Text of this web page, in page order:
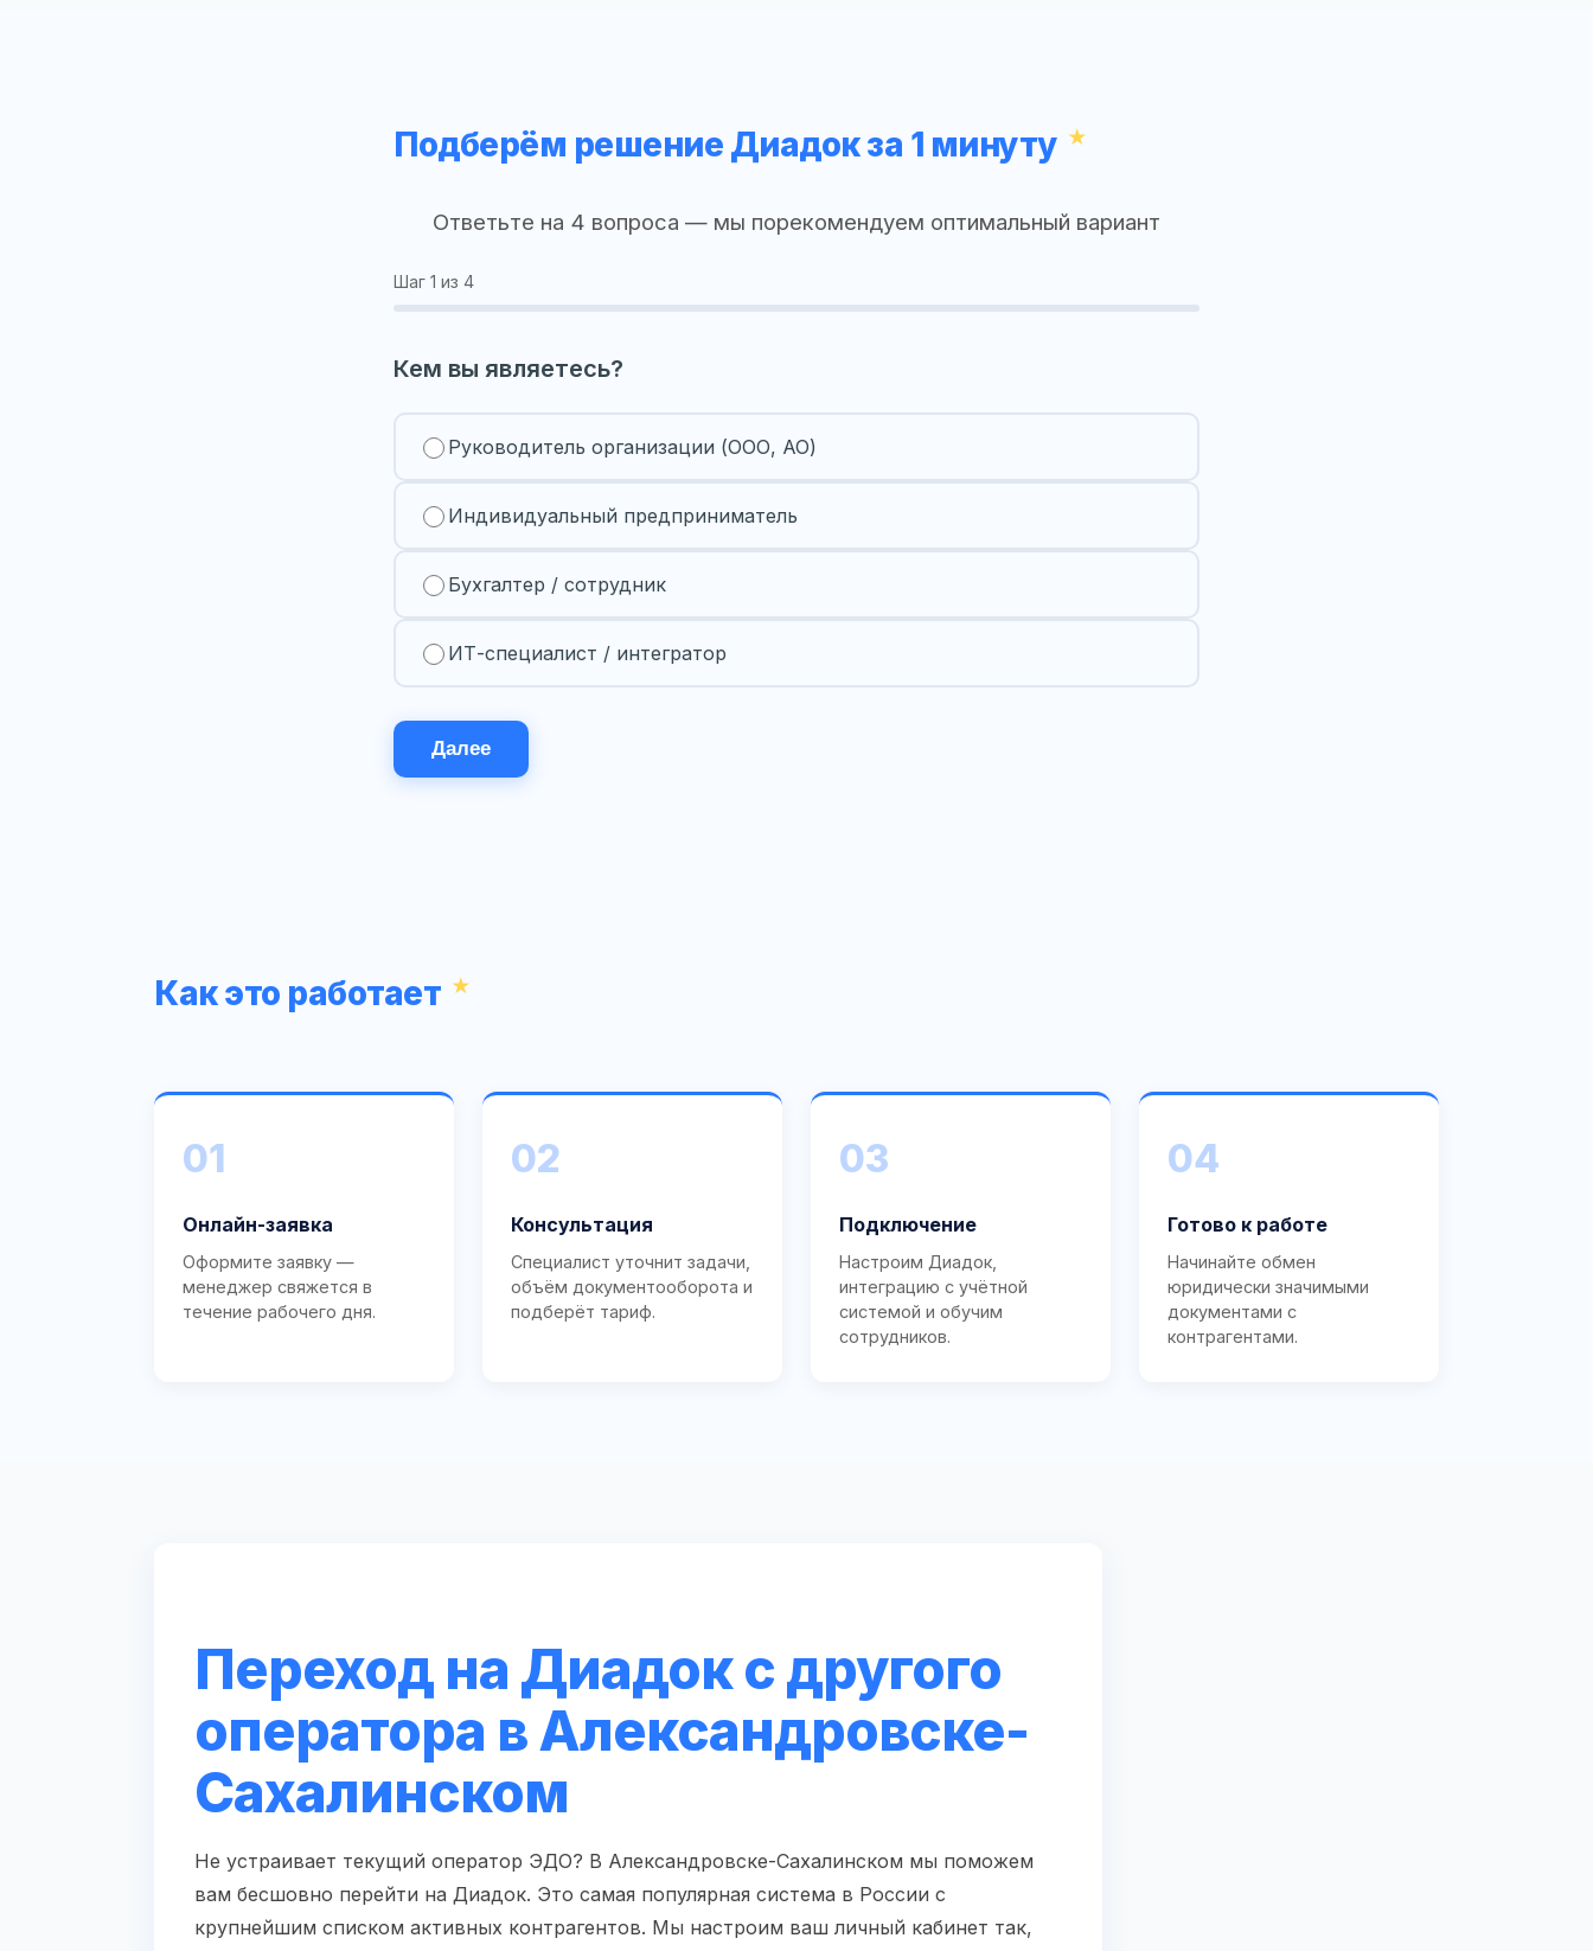
Подберём решение Диадок за 1 минуту
Ответьте на 4 вопроса — мы порекомендуем оптимальный вариант
Шаг 1 из 4
Кем вы являетесь?
Руководитель организации (ООО, АО)
Индивидуальный предприниматель
Бухгалтер / сотрудник
ИТ-специалист / интегратор
Далее
Как это работает
01
Онлайн-заявка
Оформите заявку —
менеджер свяжется в
течение рабочего дня.
02
Консультация
Специалист уточнит задачи,
объём документооборота и
подберёт тариф.
03
Подключение
Настроим Диадок,
интеграцию с учётной
системой и обучим
сотрудников.
04
Готово к работе
Начинайте обмен
юридически значимыми
документами с
контрагентами.
Переход на Диадок с другого
оператора в Александровске-
Сахалинском
Не устраивает текущий оператор ЭДО? В Александровске-Сахалинском мы поможем
вам бесшовно перейти на Диадок. Это самая популярная система в России с
крупнейшим списком активных контрагентов. Мы настроим ваш личный кабинет так,